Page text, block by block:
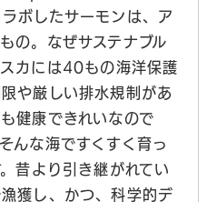
ボしたサーモンは、ア
の。なぜサステナブル
カには40もの海洋保護
や厳しい排水規制があ
健康できれいなので
んな海ですくすく育っ
昔より引き継がれてい
獲し、かつ、科学的デ